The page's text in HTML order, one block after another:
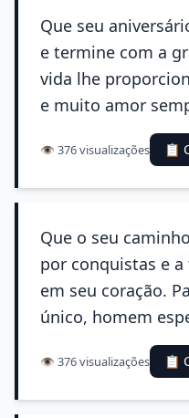
Que seu
e termine com a
vida lhe
e muito amor
👁️ 376 visualizações 📋
Que o seu
por conquistas e
em seu coração.
único, homem
👁️ 376 visualizações 📋